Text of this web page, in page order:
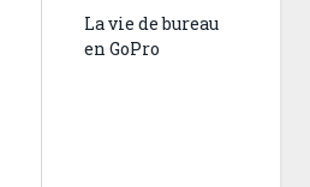
La vie de bureau
en GoPro